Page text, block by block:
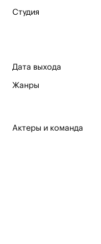
Студия
Дата выхода
Жанры
Актеры и команда